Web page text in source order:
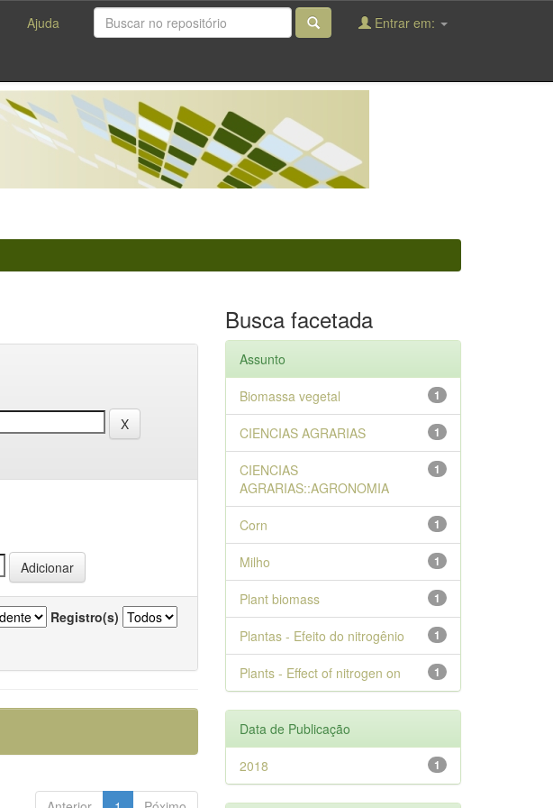
Ajuda Entrar em:
Registro(s)
Busca facetada
Assunto
1
Biomassa vegetal
1
CIENCIAS AGRARIAS
1
CIENCIAS
AGRARIAS::AGRONOMIA
1
Corn
1
Milho
1
Plant biomass
1
Plantas - Efeito do nitrogênio
1
Plants - Effect of nitrogen on
Data de Publicação
1
2018